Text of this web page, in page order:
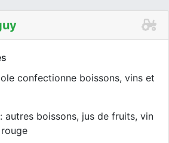
confectionne boissons, vins et
: autres boissons, jus de fruits, vin